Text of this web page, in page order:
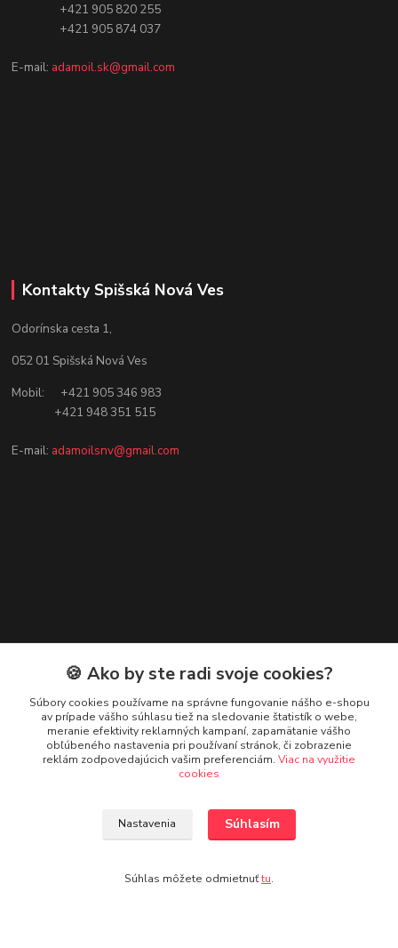
+421 905 820 255
+421 905 874 037
E-mail: adamoil.sk@gmail.com
Kontakty Spišská Nová Ves
Odorínska cesta 1,
052 01 Spišská Nová Ves
Mobil: +421 905 346 983
+421 948 351 515
E-mail: adamoilsnv@gmail.com
Zákaznická podpora
Janka Demková, zákaznícka podpora Adam OIL
+421 56 644 12 99
(Po-Pia, 7:30-16 hod.)
🍪 Ako by ste radi svoje cookies?
Súbory cookies používame na správne fungovanie nášho e-shopu
av prípade vášho súhlasu tiež na sledovanie štatistík o webe,
meranie efektivity reklamných kampaní, zapamätanie vášho
obľúbeného nastavenia pri používaní stránok, či zobrazenie
reklám zodpovedajúcich vašim preferenciám. Viac na využitie
cookies
Nastavenia Súhlasím
Súhlas môžete odmietnuťtu.